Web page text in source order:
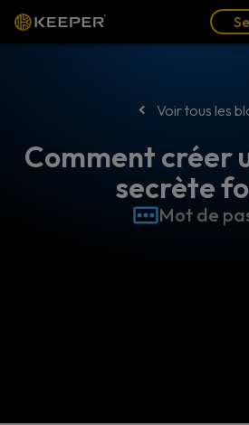
(FR)
Voir tous les
Comment créer
secrète
Mot de